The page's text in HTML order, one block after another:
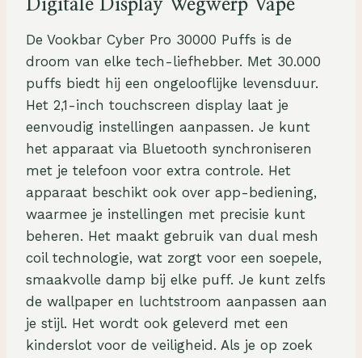
Digitale Display Wegwerp Vape
De Vookbar Cyber Pro 30000 Puffs is de
droom van elke tech-liefhebber. Met 30.000
puffs biedt hij een ongelooflijke levensduur.
Het 2,1-inch touchscreen display laat je
eenvoudig instellingen aanpassen. Je kunt
het apparaat via Bluetooth synchroniseren
met je telefoon voor extra controle. Het
apparaat beschikt ook over app-bediening,
waarmee je instellingen met precisie kunt
beheren. Het maakt gebruik van dual mesh
coil technologie, wat zorgt voor een soepele,
smaakvolle damp bij elke puff. Je kunt zelfs
de wallpaper en luchtstroom aanpassen aan
je stijl. Het wordt ook geleverd met een
kinderslot voor de veiligheid. Als je op zoek